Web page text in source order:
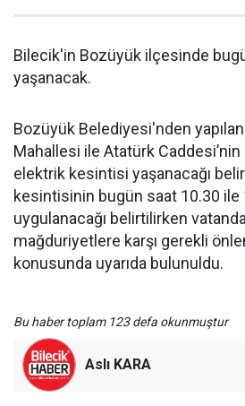
Bilecik'in Bozüyük ilçesinde
yaşanacak.
Bozüyük Belediyesi'nden
Mahallesi ile Atatürk
elektrik kesintisi yaşanacağı
kesintisinin bugün saat 10.30 ile
uygulanacağı belirtilirken
mağduriyetlere karşı gerekli
konusunda uyarıda bulunuldu.
Bu haber toplam 123 defa okunmuştur
Aslı KARA